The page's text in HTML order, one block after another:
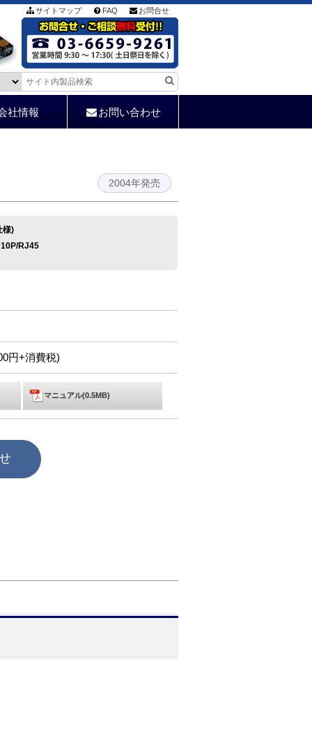
サイトマップ FAQ お問合せ
社情報 お問い合わせ
2004年発売
様)
RJ45
円+消費税)
マニュアル(0.5MB)